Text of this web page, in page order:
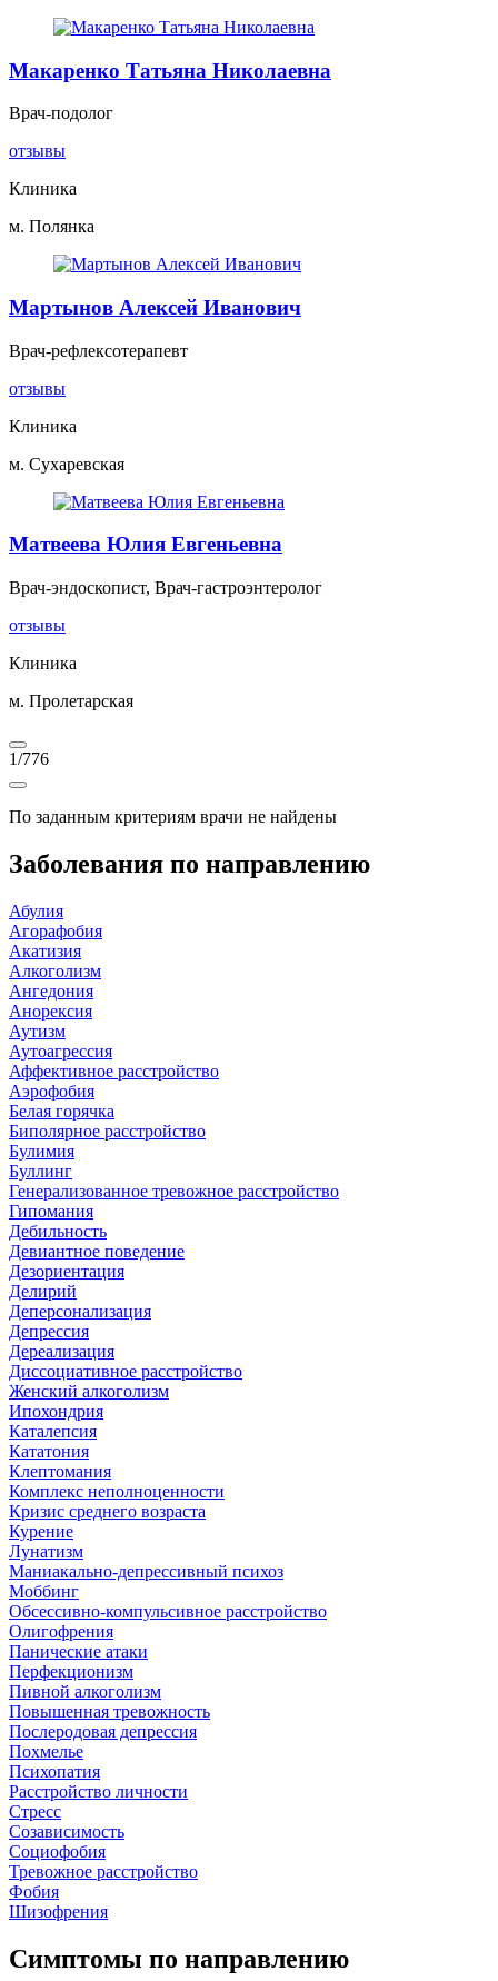
Макаренко Татьяна Николаевна
Врач-подолог
отзывы
Клиника
м. Полянка
Мартынов Алексей Иванович
Врач-рефлексотерапевт
отзывы
Клиника
м. Сухаревская
Матвеева Юлия Евгеньевна
Врач-эндоскопист, Врач-гастроэнтеролог
отзывы
Клиника
м. Пролетарская
1/776
По заданным критериям врачи не найдены
Заболевания по направлению
Абулия
Агорафобия
Акатизия
Алкоголизм
Ангедония
Анорексия
Аутизм
Аутоагрессия
Аффективное расстройство
Аэрофобия
Белая горячка
Биполярное расстройство
Булимия
Буллинг
Генерализованное тревожное расстройство
Гипомания
Дебильность
Девиантное поведение
Дезориентация
Делирий
Деперсонализация
Депрессия
Дереализация
Диссоциативное расстройство
Женский алкоголизм
Ипохондрия
Каталепсия
Кататония
Клептомания
Комплекс неполноценности
Кризис среднего возраста
Курение
Лунатизм
Маниакально-депрессивный психоз
Моббинг
Обсессивно-компульсивное расстройство
Олигофрения
Панические атаки
Перфекционизм
Пивной алкоголизм
Повышенная тревожность
Послеродовая депрессия
Похмелье
Психопатия
Расстройство личности
Стресс
Созависимость
Социофобия
Тревожное расстройство
Фобия
Шизофрения
Симптомы по направлению